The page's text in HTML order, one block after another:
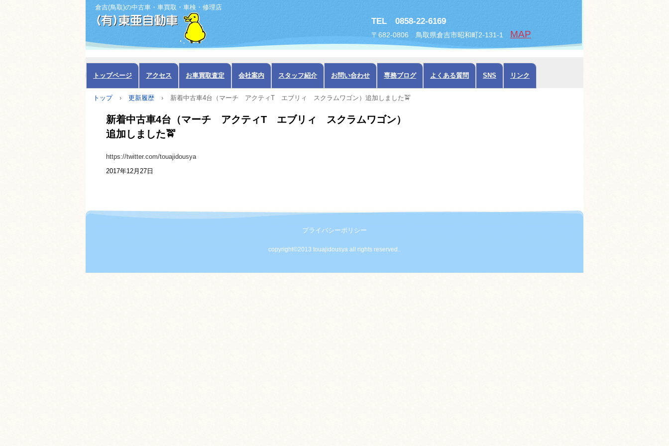
倉吉(鳥取)の中古車・車買取・車検・修理店
TEL 0858-22-6169
〒682-0806 鳥取県倉吉市昭和町2-131-1 MAP
トップページ アクセス お車買取査定 会社案内 スタッフ紹介 お問い合わせ 専務ブログ よくある質問 SNS リンク
トップ › 更新履歴 › 新着中古車4台（マーチ アクティT エブリィ スクラムワゴン）追加しました🚖
新着中古車4台（マーチ アクティT エブリィ スクラムワゴン）
追加しました🚖
https://twitter.com/touajidousya
2017年12月27日
プライバシーポリシー
copyright©2013 touajidousya all rights reserved..